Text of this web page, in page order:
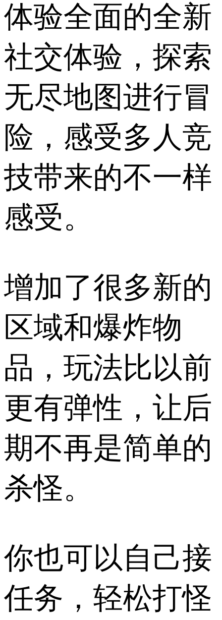
体验全面的全新
社交体验，探索
无尽地图进行冒
险，感受多人竞
技带来的不一样
感受。
增加了很多新的
区域和爆炸物
品，玩法比以前
更有弹性，让后
期不再是简单的
杀怪。
你也可以自己接
任务，轻松打怪